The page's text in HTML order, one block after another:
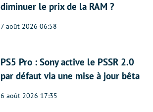
diminuer le prix de la RAM ?
7 août 2026 06:58
PS5 Pro : Sony active le PSSR 2.0
par défaut via une mise à jour bêta
6 août 2026 17:35